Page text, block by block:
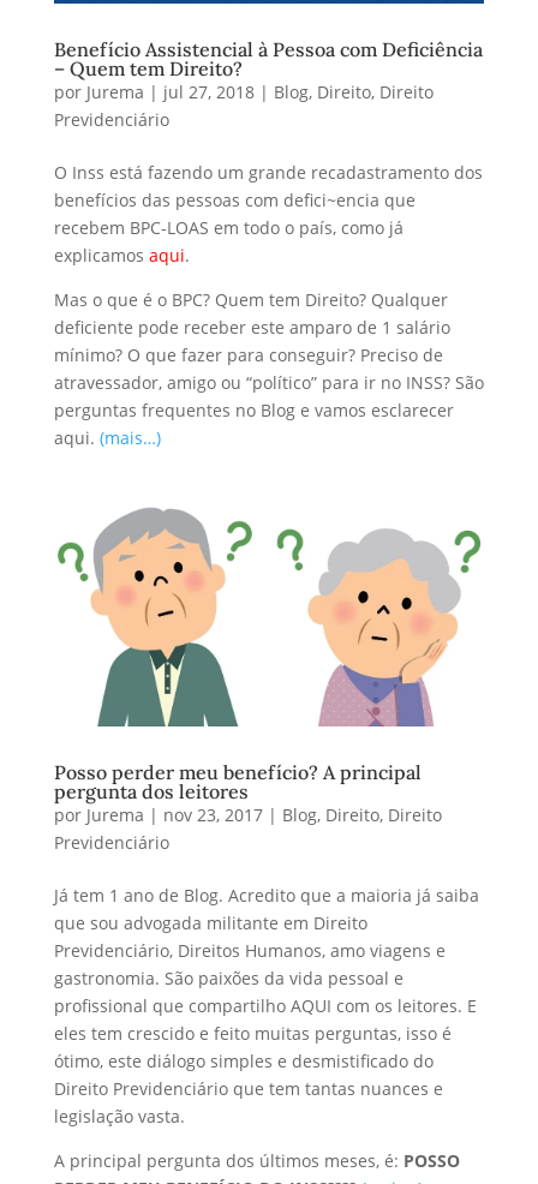
Benefício Assistencial à Pessoa com Deficiência
– Quem tem Direito?
por Jurema | jul 27, 2018| Blog, Direito, Direito
Previdenciário
O Inss está fazendo um grande recadastramento dos
benefícios das pessoas com defici~encia que
recebem BPC-LOAS em todo o país, como já
explicamos aqui.
Mas o que é o BPC? Quem tem Direito? Qualquer
deficiente pode receber este amparo de 1 salário
mínimo? O que fazer para conseguir? Preciso de
atravessador, amigo ou “político” para ir no INSS? São
perguntas frequentes no Blog e vamos esclarecer
aqui. (mais…)
Posso perder meu benefício? A principal
pergunta dos leitores
por Jurema | nov 23, 2017| Blog, Direito, Direito
Previdenciário
Já tem 1 ano de Blog. Acredito que a maioria já saiba
que sou advogada militante em Direito
Previdenciário, Direitos Humanos, amo viagens e
gastronomia. São paixões da vida pessoal e
profissional que compartilho AQUI com os leitores. E
eles tem crescido e feito muitas perguntas, isso é
ótimo, este diálogo simples e desmistificado do
Direito Previdenciário que tem tantas nuances e
legislação vasta.
A principal pergunta dos últimos meses, é: POSSO